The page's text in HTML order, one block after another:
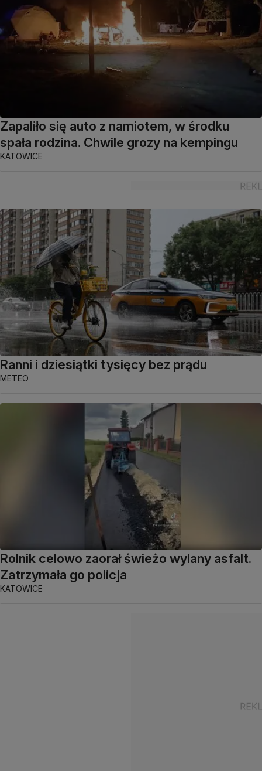
Zapaliło się auto z namiotem, w środku
spała rodzina. Chwile grozy na kempingu
KATOWICE
Ranni i dziesiątki tysięcy bez prądu
METEO
Rolnik celowo zaorał świeżo wylany asfalt.
Zatrzymała go policja
KATOWICE